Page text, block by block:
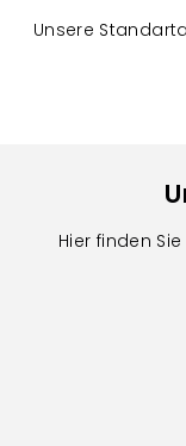
Unsere
Hier finden